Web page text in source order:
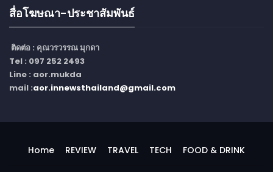
สื่อโฆษณา-ประชาสัมพันธ์
ติดต่อ : คุณวรวรรณ มุกดา
Tel : 097 252 2493
Line : aor.mukda
mail :aor.innewsthailand@gmail.com
Home REVIEW TRAVEL TECH FOOD & DRINK